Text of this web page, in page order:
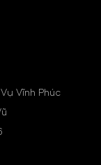
Vĩnh Phúc